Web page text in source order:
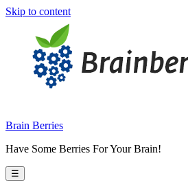
Skip to content
Brain Berries
Have Some Berries For Your Brain!
☰